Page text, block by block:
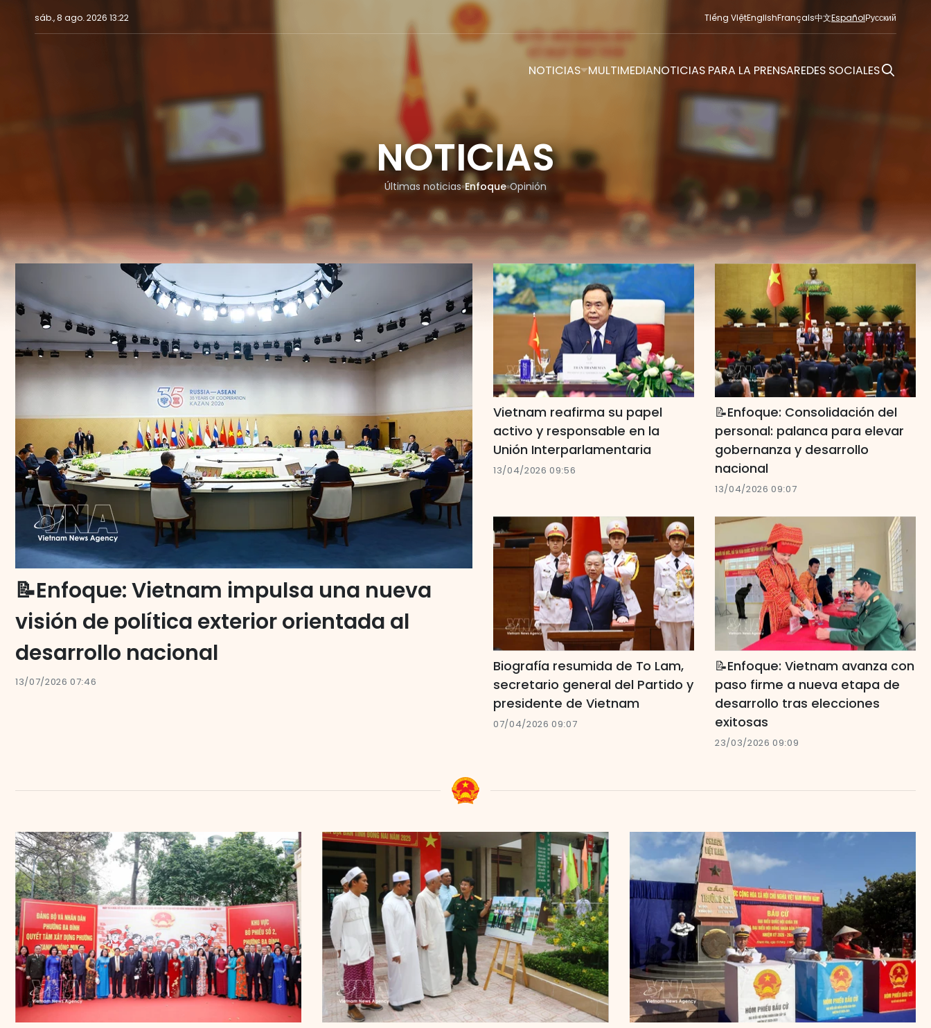
sáb., 8 ago. 2026 13:22 Tiếng ViệtEnglishFrançais中文EspañolРусский
NOTICIAS MULTIMEDIANOTICIAS PARA LA PRENSAREDES SOCIALES
NOTICIAS
Últimas noticias Enfoque Opinión
📝Enfoque: Vietnam impulsa una nueva
visión de política exterior orientada al
desarrollo nacional
13/07/2026 07:46
Vietnam reafirma su papel
activo y responsable en la
Unión Interparlamentaria
13/04/2026 09:56
📝Enfoque: Consolidación del
personal: palanca para elevar
gobernanza y desarrollo
nacional
13/04/2026 09:07
Biografía resumida de To Lam,
secretario general del Partido y
presidente de Vietnam
07/04/2026 09:07
📝Enfoque: Vietnam avanza con
paso firme a nueva etapa de
desarrollo tras elecciones
exitosas
23/03/2026 09:09